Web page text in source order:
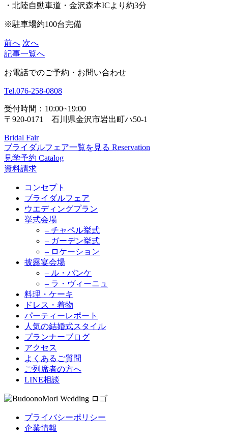
・北陸自動車道・金沢森本ICより約3分
※駐車場約100台完備
前へ 次へ
記事一覧へ
お電話でのご予約・お問い合わせ
Tel.076-258-0808
受付時間：10:00~19:00
〒920-0171 石川県金沢市岩出町ハ50-1
Bridal Fair
ブライダルフェア一覧を見る Reservation
見学予約 Catalog
資料請求
コンセプト
ブライダルフェア
ウエディングプラン
挙式会場
– チャペル挙式
– ガーデン挙式
– ロケーション
披露宴会場
– ル・バンケ
– ラ・ヴィーニュ
料理・ケーキ
ドレス・着物
パーティーレポート
人気の結婚式スタイル
プランナーブログ
アクセス
よくあるご質問
ご列席者の方へ
LINE相談
プライバシーポリシー
企業情報